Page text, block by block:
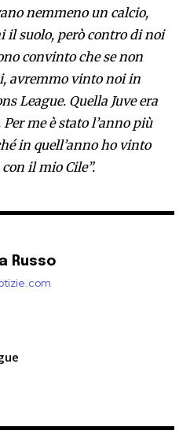
nemmeno un calcio,
il suolo, però contro di noi
convinto che se non
avremmo vinto noi in
League. Quella Juve era
me è stato l’anno più
in quell’anno ho vinto
il mio Cile”.
Russo